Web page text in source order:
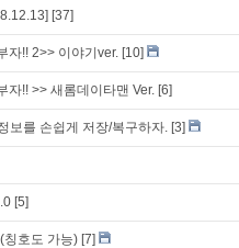
[37]
자!! 2>> 이야기ver. [10]
자!! >> 새롬데이타맨 Ver. [6]
보를 손쉽게 저장/복구하자. [3]
[5]
칭호도 가능) [7]